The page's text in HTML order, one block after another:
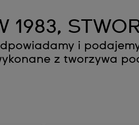
1983,
i
z tworzywa